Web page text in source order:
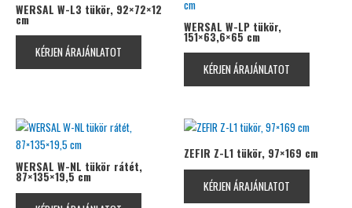
WERSAL W-L3 tükör, 92×72×12
cm
KÉRJEN ÁRAJÁNLATOT
WERSAL W-LP tükör,
151×63,6×65 cm
KÉRJEN ÁRAJÁNLATOT
WERSAL W-NL tükör rátét,
87×135×19,5 cm
ZEFIR Z-L1 tükör, 97×169 cm
KÉRJEN ÁRAJÁNLATOT